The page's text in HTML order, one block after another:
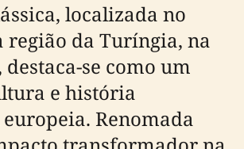
localizada no
região da Turíngia, na
se como um
e história
Renomada